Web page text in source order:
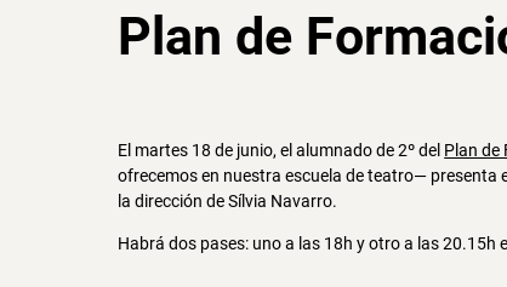
Plan de
El martes 18 de junio, el alumnado de 2º del Plan de
ofrecemos en nuestra escuela de teatro— presenta
la dirección de Sílvia Navarro.
Habrá dos pases: uno a las 18h y otro a las 20.15h